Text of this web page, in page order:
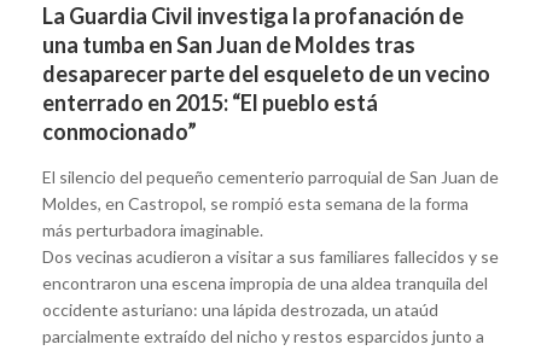
La Guardia Civil investiga la profanación de
una tumba en San Juan de Moldes tras
desaparecer parte del esqueleto de un vecino
enterrado en 2015: “El pueblo está
conmocionado”
El silencio del pequeño cementerio parroquial de San Juan de
Moldes, en Castropol, se rompió esta semana de la forma
más perturbadora imaginable.
Dos vecinas acudieron a visitar a sus familiares fallecidos y se
encontraron una escena impropia de una aldea tranquila del
occidente asturiano: una lápida destrozada, un ataúd
parcialmente extraído del nicho y restos esparcidos junto a